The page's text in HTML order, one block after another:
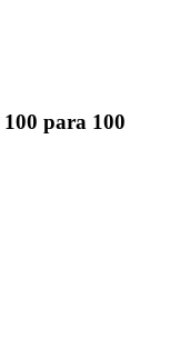
para 100